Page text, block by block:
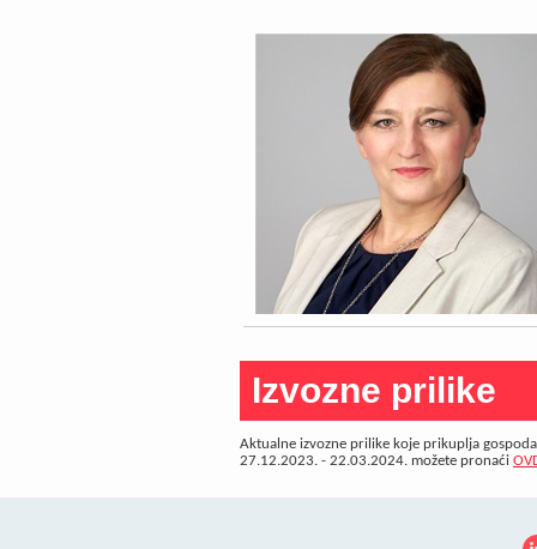
Izvozne prilike
Aktualne izvozne prilike koje prikuplja
27.12.2023. - 22.03.2024. možete pronaći